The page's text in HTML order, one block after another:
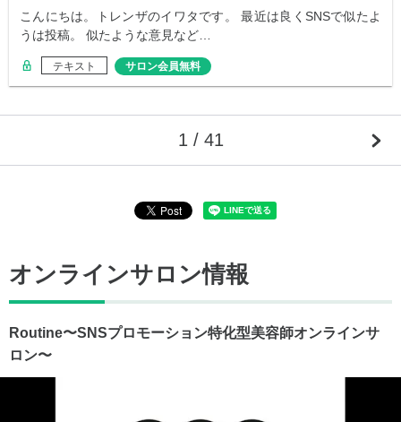
こんにちは。トレンザのイワタです。 最近は良くSNSで似たよ
うは投稿。 似たような意見など…
テキスト サロン会員無料
1 / 41
オンラインサロン情報
Routine〜SNSプロモーション特化型美容師オンラインサ
ロン〜